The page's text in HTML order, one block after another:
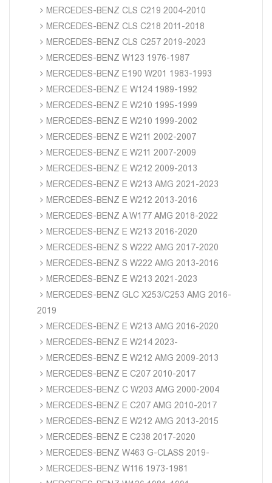
MERCEDES-BENZ CLS C219 2004-2010
MERCEDES-BENZ CLS C218 2011-2018
MERCEDES-BENZ CLS C257 2019-2023
MERCEDES-BENZ W123 1976-1987
MERCEDES-BENZ E190 W201 1983-1993
MERCEDES-BENZ E W124 1989-1992
MERCEDES-BENZ E W210 1995-1999
MERCEDES-BENZ E W210 1999-2002
MERCEDES-BENZ E W211 2002-2007
MERCEDES-BENZ E W211 2007-2009
MERCEDES-BENZ E W212 2009-2013
MERCEDES-BENZ E W213 AMG 2021-2023
MERCEDES-BENZ E W212 2013-2016
MERCEDES-BENZ A W177 AMG 2018-2022
MERCEDES-BENZ E W213 2016-2020
MERCEDES-BENZ S W222 AMG 2017-2020
MERCEDES-BENZ S W222 AMG 2013-2016
MERCEDES-BENZ E W213 2021-2023
MERCEDES-BENZ GLC X253/C253 AMG 2016-
2019
MERCEDES-BENZ E W213 AMG 2016-2020
MERCEDES-BENZ E W214 2023-
MERCEDES-BENZ E W212 AMG 2009-2013
MERCEDES-BENZ E C207 2010-2017
MERCEDES-BENZ C W203 AMG 2000-2004
MERCEDES-BENZ E C207 AMG 2010-2017
MERCEDES-BENZ E W212 AMG 2013-2015
MERCEDES-BENZ E C238 2017-2020
MERCEDES-BENZ W463 G-CLASS 2019-
MERCEDES-BENZ W116 1973-1981